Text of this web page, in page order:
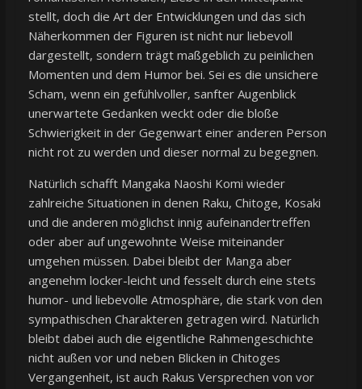
stellt, doch die Art der Entwicklungen und das sich
Näherkommen der Figuren ist nicht nur liebevoll
dargestellt, sondern trägt maßgeblich zu peinlichen
Momenten und dem Humor bei. Sei es die unsichere
Scham, wenn ein gefühlvoller, sanfter Augenblick
unerwartete Gedanken weckt oder die bloße
Schwierigkeit in der Gegenwart einer anderen Person
nicht rot zu werden und dieser normal zu begegnen.
Natürlich schafft Mangaka Naoshi Komi wieder
zahlreiche Situationen in denen Raku, Chitoge, Kosaki
und die anderen möglichst innig aufeinandertreffen
oder aber auf ungewohnte Weise miteinander
umgehen müssen. Dabei bleibt der Manga aber
angenehm locker-leicht und fesselt durch eine stets
humor- und liebevolle Atmosphäre, die stark von den
sympathischen Charakteren getragen wird. Natürlich
bleibt dabei auch die eigentliche Rahmengeschichte
nicht außen vor und neben Blicken in Chitoges
Vergangenheit, ist auch Rakus Versprechen von vor